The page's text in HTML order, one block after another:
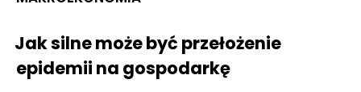
Jak silne może być przełożenie
epidemii na gospodarkę